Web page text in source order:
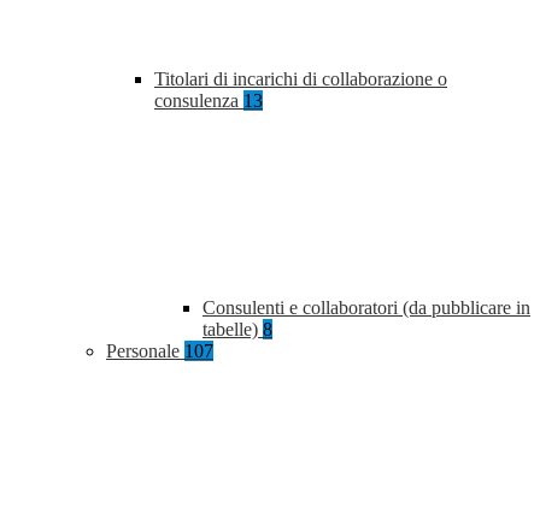
Titolari di incarichi di collaborazione o
consulenza 13
Consulenti e collaboratori (da pubblicare in
tabelle) 8
Personale 107